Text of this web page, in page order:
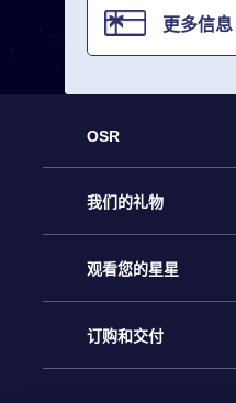
更多信息
OSR
客户服务
联系我们
博客
我们的礼物
Online Star礼物
OSR 礼物包
观看您的星星
Online Star Register
订购和交付